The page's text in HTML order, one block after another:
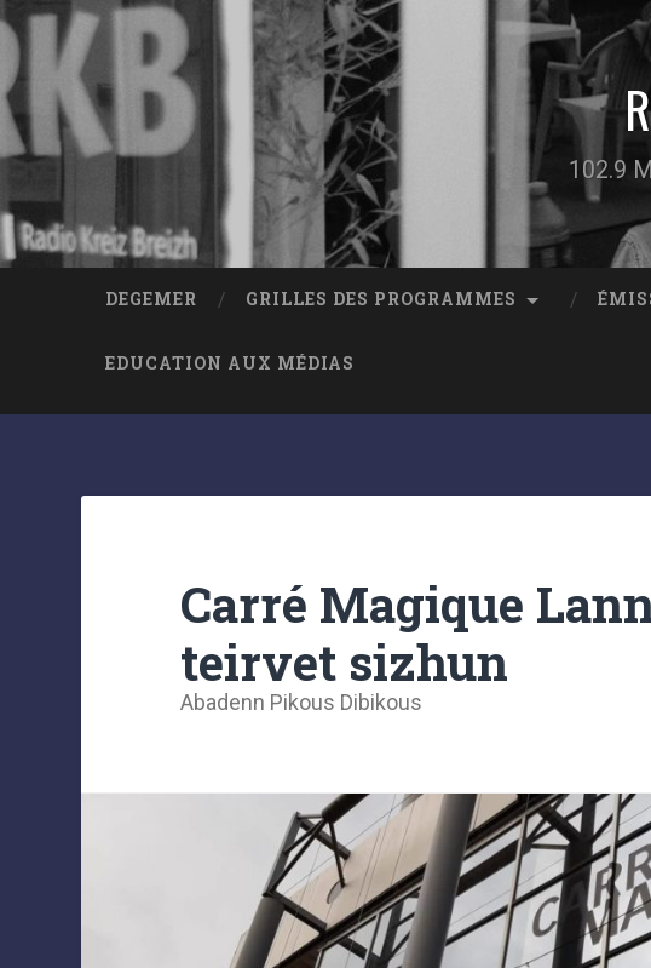
102.9
DEGEMER GRILLES DES PROGRAMMES
EDUCATION AUX MÉDIAS
Carré Magique
teirvet sizhun
Abadenn Pikous Dibikous